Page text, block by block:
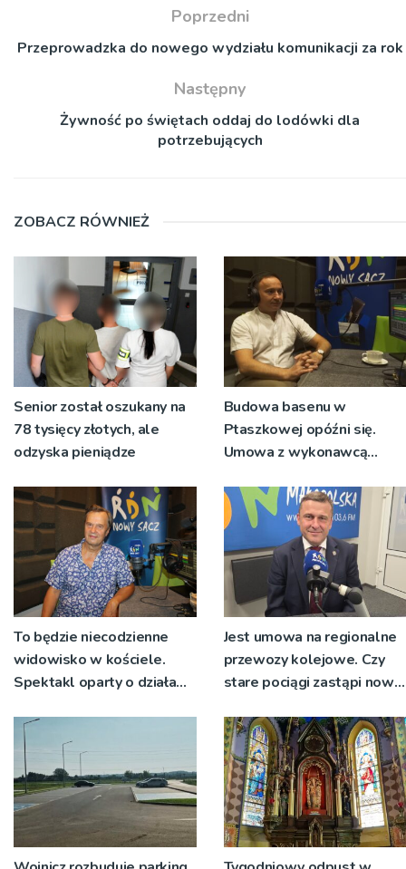
Poprzedni
Przeprowadzka do nowego wydziału komunikacji za rok
Następny
Żywność po świętach oddaj do lodówki dla
potrzebujących
ZOBACZ RÓWNIEŻ
Senior został oszukany na
78 tysięcy złotych, ale
odzyska pieniądze
Budowa basenu w
Ptaszkowej opóźni się.
Umowa z wykonawcą
nie zostanie podpisana
To będzie niecodzienne
widowisko w kościele.
Spektakl oparty o działa
Jest umowa na regionalne
przewozy kolejowe. Czy
stare pociągi zastąpi nowy